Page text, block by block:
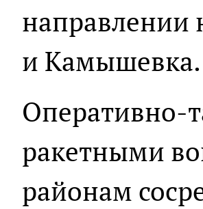
направлении
и Камышевка.
Оперативно-
ракетными
районам